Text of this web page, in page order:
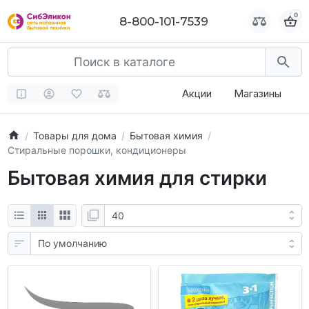
8-800-101-7539 0
Акции Магазины
Товары для дома
Бытовая химия
Стиральные порошки, кондиционеры
Бытовая химия для стирки
8-800-101-7539 0